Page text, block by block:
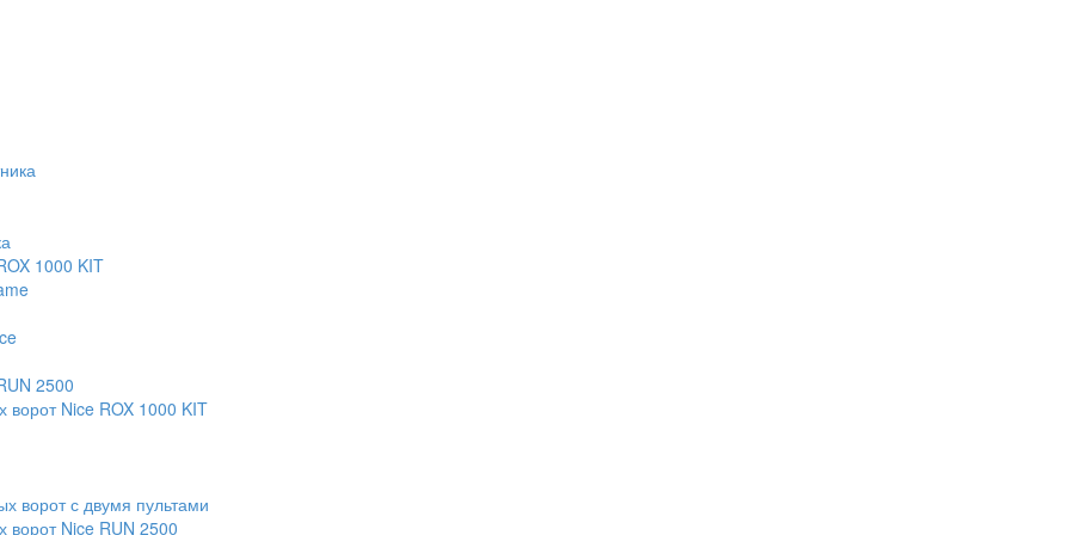
ворот Nice ROX 1000 KIT
ворот Nice RUN 2500
1000 KIT
2500
ворот с двумя пультами